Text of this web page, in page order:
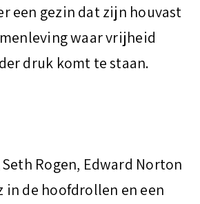
een gezin dat zijn houvast
waar vrijheid
druk komt te staan.
Rogen, Edward Norton
in de hoofdrollen en een